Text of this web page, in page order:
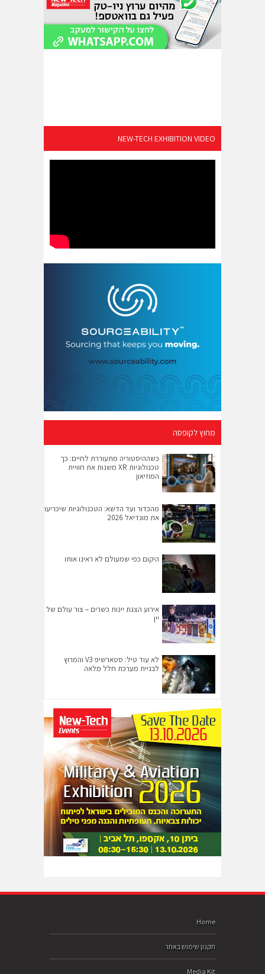
NEW-TECH EXHIBITION VIDEO
מחוץ לקופסה
כשההיסטוריה מתעוררת לחיים: כך
טכנולוגיות XR משנות את חוויית
המוזיאון
מהכדור ועד הדשא: הטכנולוגיות שיכריעו
את מונדיאל 2026
היקום כפי שמעולם לא ראינו אותו
אירוע הצגת יינות כשרים – צור עולם של
יין
לא עוד טיל: סטארשיפ V3 והמרוץ
לבניית מערכת חלל מלאה
Home
תקנון שימוש באתר
Media Kit